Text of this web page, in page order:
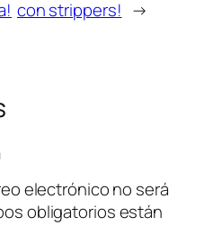
con strippers! →
electrónico no será
obligatorios están